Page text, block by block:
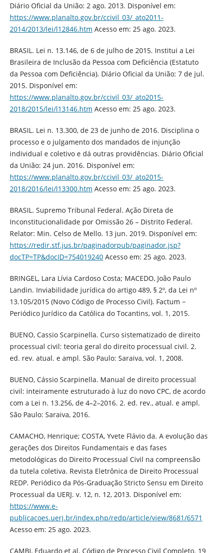
Diário Oficial da União: 2 ago. 2013. Disponível em:
https://www.planalto.gov.br/ccivil_03/_ato2011-
2014/2013/lei/l12846.htm Acesso em: 25 ago. 2023.
BRASIL. Lei n. 13.146, de 6 de julho de 2015. Institui a Lei
Brasileira de Inclusão da Pessoa com Deficiência (Estatuto
da Pessoa com Deficiência). Diário Oficial da União: 7 de jul.
2015. Disponível em:
https://www.planalto.gov.br/ccivil_03/_ato2015-
2018/2015/lei/l13146.htm Acesso em: 25 ago. 2023.
BRASIL. Lei n. 13.300, de 23 de junho de 2016. Disciplina o
processo e o julgamento dos mandados de injunção
individual e coletivo e dá outras providências. Diário Oficial
da União: 24 jun. 2016. Disponível em:
https://www.planalto.gov.br/ccivil_03/_ato2015-
2018/2016/lei/l13300.htm Acesso em: 25 ago. 2023.
BRASIL. Supremo Tribunal Federal. Ação Direta de
Inconstitucionalidade por Omissão 26 – Distrito Federal.
Relator: Min. Celso de Mello. 13 jun. 2019. Disponível em:
https://redir.stf.jus.br/paginadorpub/paginador.jsp?
docTP=TP&docID=754019240Acesso em: 25 ago. 2023.
BRINGEL, Lara Lívia Cardoso Costa; MACEDO, João Paulo
Landin. Inviabilidade jurídica do artigo 489, § 2º, da Lei nº
13.105/2015 (Novo Código de Processo Civil). Factum −
Periódico Jurídico da Católica do Tocantins, vol. 1, 2015.
BUENO, Cassio Scarpinella. Curso sistematizado de direito
processual civil: teoria geral do direito processual civil. 2.
ed. rev. atual. e ampl. São Paulo: Saraiva, vol. 1, 2008.
BUENO, Cássio Scarpinella. Manual de direito processual
civil: inteiramente estruturado à luz do novo CPC, de acordo
com a Lei n. 13.256, de 4–2–2016. 2. ed. rev., atual. e ampl.
São Paulo: Saraiva, 2016.
CAMACHO, Henrique; COSTA, Yvete Flávio da. A evolução das
gerações dos Direitos Fundamentais e das fases
metodológicas do Direito Processual Civil na compreensão
da tutela coletiva. Revista Eletrônica de Direito Processual
REDP. Periódico da Pós-Graduação Stricto Sensu em Direito
Processual da UERJ. v. 12, n. 12, 2013. Disponível em:
https://www.e-
publicacoes.uerj.br/index.php/redp/article/view/8681/6571
Acesso em: 25 ago. 2023.
CAMBI, Eduardo et al. Código de Processo Civil Completo. 19